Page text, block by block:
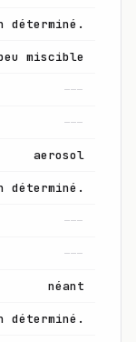
déterminé.
miscible
---
---
aerosol
déterminé.
---
---
néant
déterminé.